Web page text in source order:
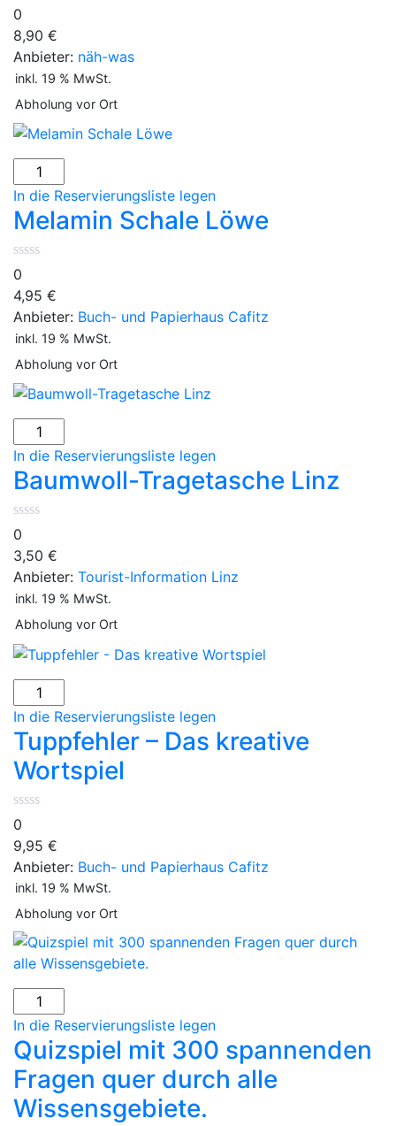
0
8,90 €
Anbieter: näh-was
inkl. 19 % MwSt.
Abholung vor Ort
In die Reservierungsliste legen
Melamin Schale Löwe
0
4,95 €
Anbieter: Buch- und Papierhaus Cafitz
inkl. 19 % MwSt.
Abholung vor Ort
In die Reservierungsliste legen
Baumwoll-Tragetasche Linz
0
3,50 €
Anbieter: Tourist-Information Linz
inkl. 19 % MwSt.
Abholung vor Ort
In die Reservierungsliste legen
Tuppfehler – Das kreative
Wortspiel
0
9,95 €
Anbieter: Buch- und Papierhaus Cafitz
inkl. 19 % MwSt.
Abholung vor Ort
In die Reservierungsliste legen
Quizspiel mit 300 spannenden
Fragen quer durch alle
Wissensgebiete.